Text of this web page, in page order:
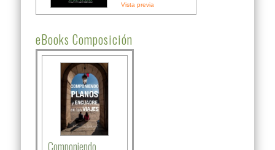
Vista previa
eBooks Composición
Componiendo